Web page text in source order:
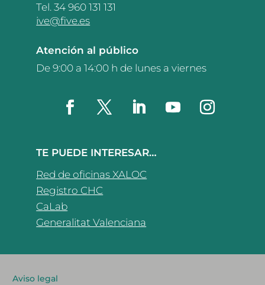
Tel. 34 960 131 131
ive@five.es
Atención al público
De 9:00 a 14:00 h de lunes a viernes
TE PUEDE INTERESAR…
Red de oficinas XALOC
Registro CHC
CaLab
Generalitat Valenciana
Aviso legal